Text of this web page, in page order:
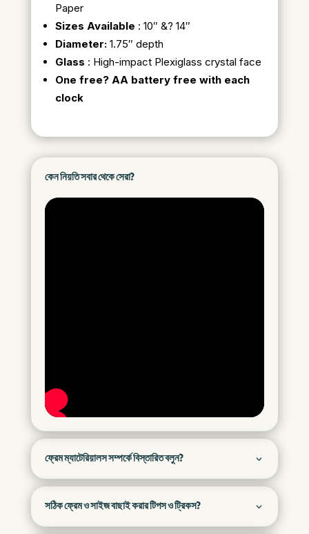
Paper
Sizes Available : 10″ &? 14″
Diameter:1.75″ depth
Glass : High-impact Plexiglass crystal face
One free? AA battery free with each
clock
কেন নিয়তি সবার থেকে সেরা?
ফ্রেম ম্যাটেরিয়ালস সম্পর্কে বিস্তারিত বলুন?
সঠিক ফ্রেম ও সাইজ বাছাই করার টিপস ও ট্রিকস?